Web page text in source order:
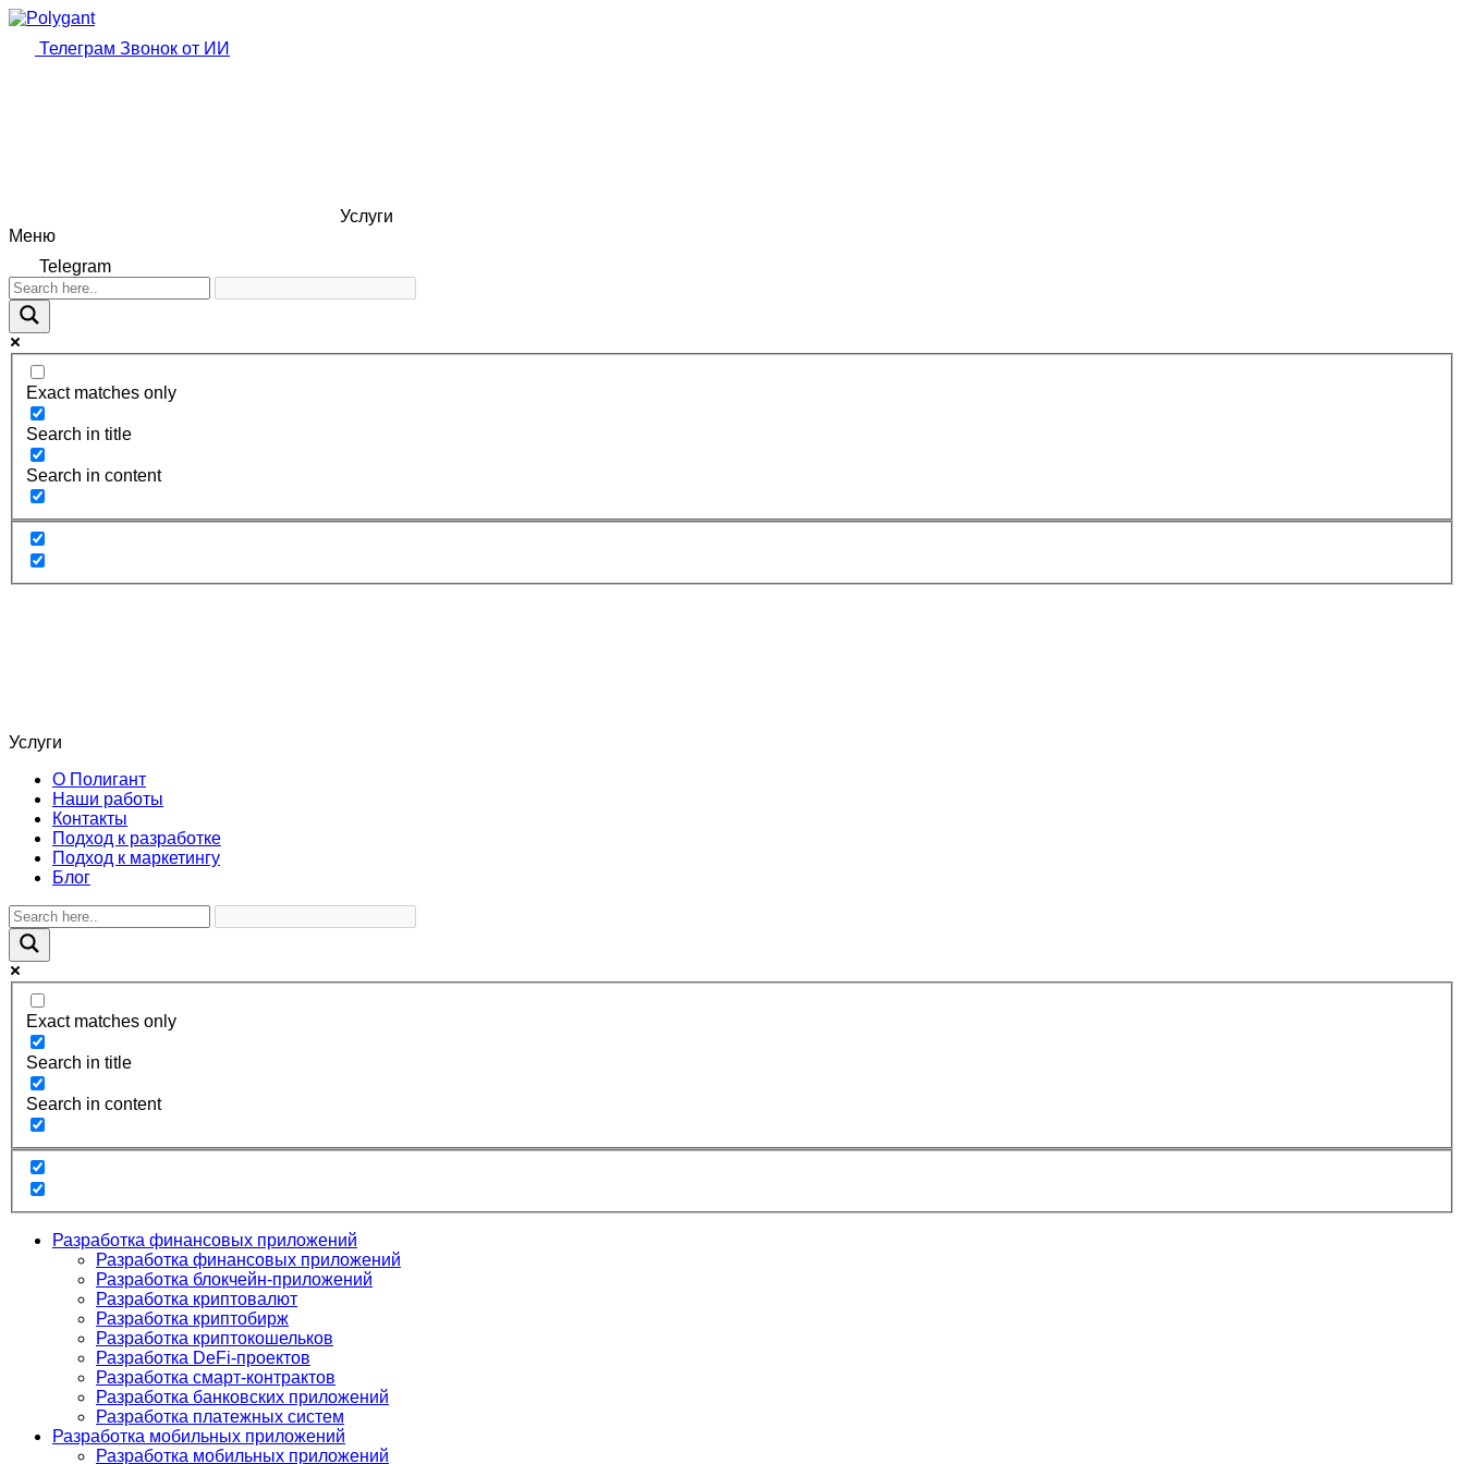
Телеграм Звонок от ИИ
Услуги
Меню
Telegram
Exact matches only
Search in title
Search in content
Услуги
О Полигант
Наши работы
Контакты
Подход к разработке
Подход к маркетингу
Блог
Exact matches only
Search in title
Search in content
Разработка финансовых приложений
Разработка финансовых приложений
Разработка блокчейн-приложений
Разработка криптовалют
Разработка криптобирж
Разработка криптокошельков
Разработка DeFi-проектов
Разработка смарт-контрактов
Разработка банковских приложений
Разработка платежных систем
Разработка мобильных приложений
Разработка мобильных приложений